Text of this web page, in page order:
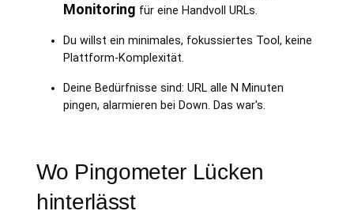
Monitoring für eine Handvoll URLs.
Du willst ein minimales, fokussiertes Tool, keine
Plattform-Komplexität.
Deine Bedürfnisse sind: URL alle N Minuten
pingen, alarmieren bei Down. Das war's.
Wo Pingometer Lücken
hinterlässt